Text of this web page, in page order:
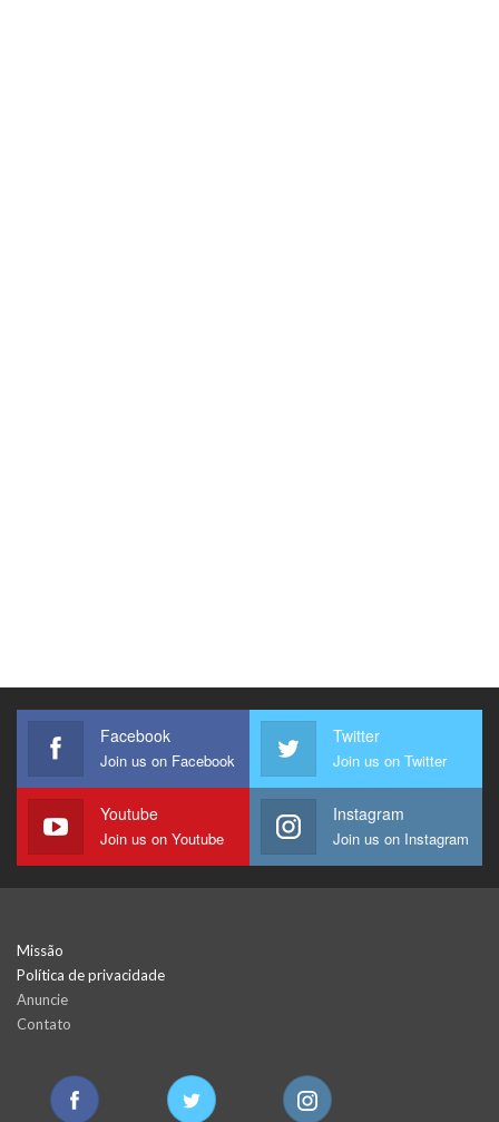
Facebook
Join us on Facebook
Twitter
Join us on Twitter
Youtube
Join us on Youtube
Instagram
Join us on Instagram
Missão
Política de privacidade
Anuncie
Contato